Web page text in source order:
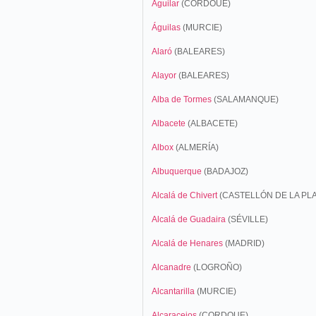
Aguilar (CORDOUE)
Águilas (MURCIE)
Alaró (BALEARES)
Alayor (BALEARES)
Alba de Tormes (SALAMANQUE)
Albacete (ALBACETE)
Albox (ALMERÍA)
Albuquerque (BADAJOZ)
Alcalá de Chivert(CASTELLÓN DE LA
Alcalá de Guadaira (SÉVILLE)
Alcalá de Henares (MADRID)
Alcanadre (LOGROÑO)
Alcantarilla (MURCIE)